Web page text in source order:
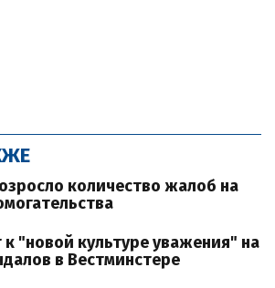
количество жалоб на
"новой культуре уважения" на
в Вестминстере